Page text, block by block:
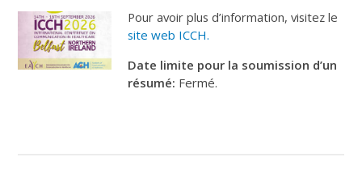
Pour avoir plus d’information, visitez le
site web ICCH.
Date limite pour la soumission d’un
résumé: Fermé.